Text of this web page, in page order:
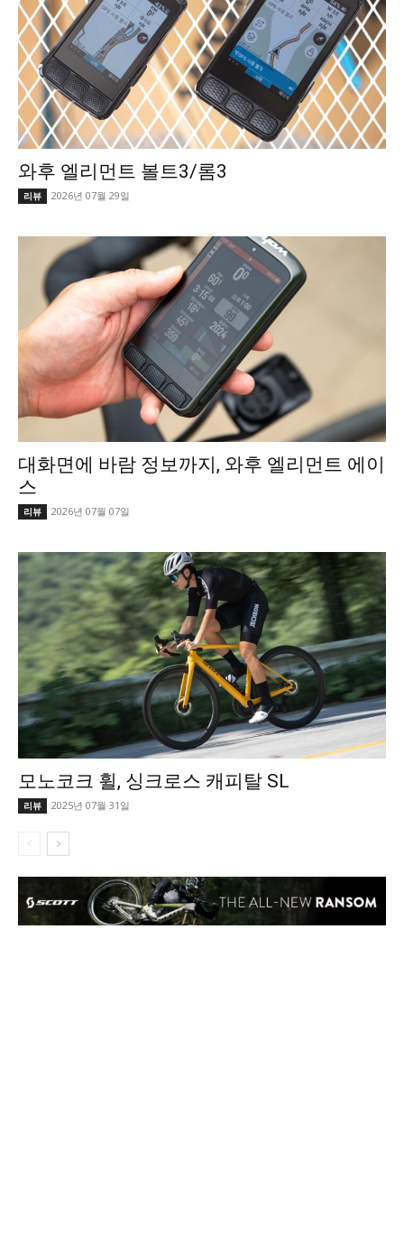
와후 엘리먼트 볼트3/롬3
리뷰 2026년 07월 29일
대화면에 바람 정보까지, 와후 엘리먼트 에이
스
리뷰 2026년 07월 07일
모노코크 휠, 싱크로스 캐피탈 SL
리뷰 2025년 07월 31일